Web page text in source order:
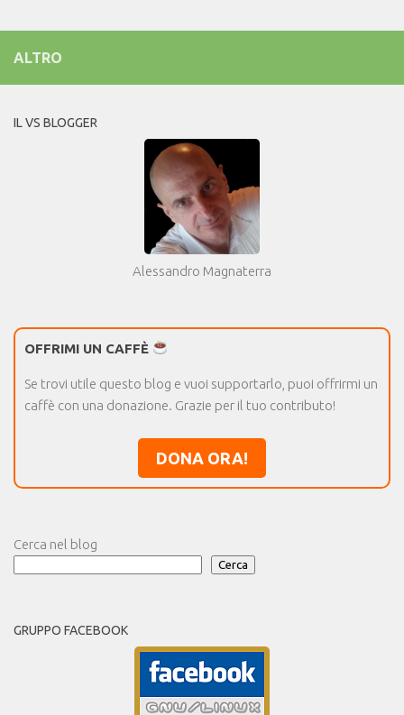
ALTRO
IL VS BLOGGER
Alessandro Magnaterra
OFFRIMI UN CAFFÈ
Se trovi utile questo blog e vuoi supportarlo, puoi offrirmi un
caffè con una donazione. Grazie per il tuo contributo!
DONA ORA!
Cerca nel blog
Cerca
GRUPPO FACEBOOK